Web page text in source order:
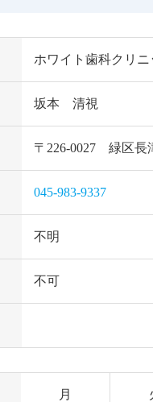
ホワイト歯科クリニ
坂本 清視
〒226-0027 緑区長
045-983-9337
不明
不可
月